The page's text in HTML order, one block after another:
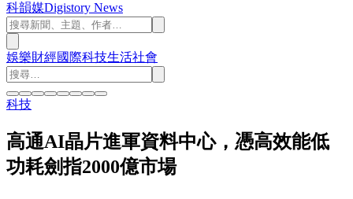
科韻媒Digistory News
娛樂財經國際科技生活社會
科技
高通AI晶片進軍資料中心，憑高效能低
功耗劍指2000億市場